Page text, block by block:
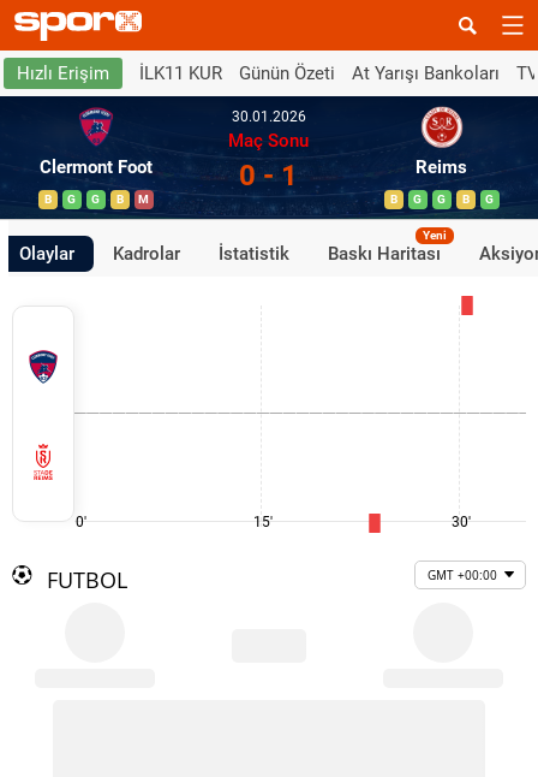
Hızlı Erişim İLK11 KUR Günün Özeti At Yarışı Bankoları
Clermont Foot
B G G B M
30.01.2026
Maç Sonu
0 - 1 Reims
B G G B G
Olaylar Kadrolar İstatistik Baskı Haritası
Yeni
0' 15' 30'
FUTBOL GMT +00:00